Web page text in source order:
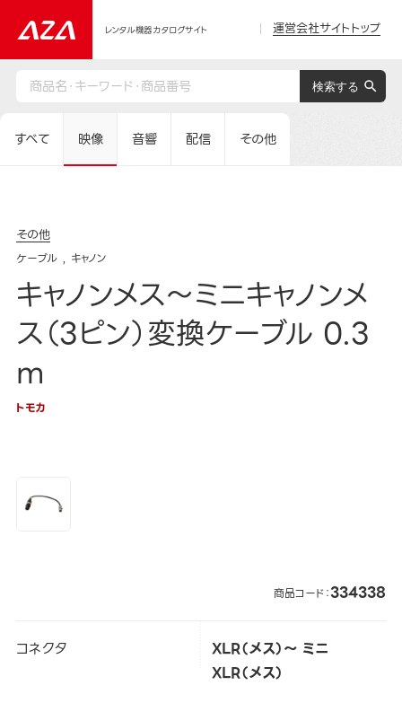
レンタル機器カタログサイト 運営会社サイトトップ
すべて 映像 音響 配信 その他
その他
ケーブル キャノン
キャノンメス～ミニキャノンメ
ス（3ピン）変換ケーブル 0.3
m
トモカ
商品コード：334338
コネクタ
XLR（メス）～ ミニ
XLR（メス）